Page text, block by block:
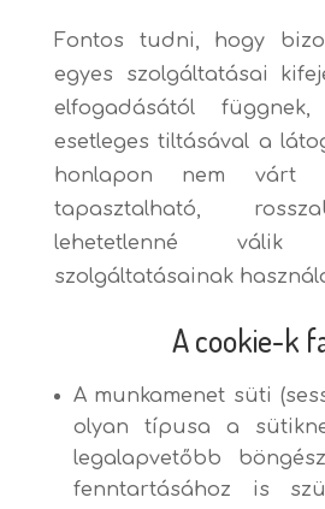
Fontos tudni, hogy
egyes szolgáltatásai
elfogadásától
esetleges tiltásával a
honlapon nem várt
tapasztalható,
lehetetlenné
szolgáltatásainak
A cookie-k
A munkamenet süti
olyan típusa a
legalapvetőbb
fenntartásához is